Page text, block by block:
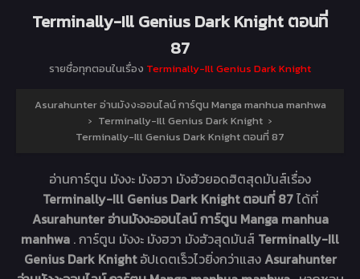
Terminally-Ill Genius Dark Knight ตอนที่
87
รายชื่อทุกตอนในเรื่อง Terminally-Ill Genius Dark Knight
Asurahunter อ่านมังงะออนไลน์ การ์ตูน Manga manhua manhwa
› Terminally-Ill Genius Dark Knight ›
Terminally-Ill Genius Dark Knight ตอนที่ 87
อ่านการ์ตูน มังงะ มังฮวา มังฮัวยอดฮิตสุดมันส์เรื่อง
Terminally-Ill Genius Dark Knight ตอนที่ 87ได้ที่
Asurahunter อ่านมังงะออนไลน์ การ์ตูน Manga manhua
manhwa . การ์ตูน มังงะ มังฮวา มังฮัวสุดมันส์ Terminally-Ill
Genius Dark Knightอัปเดตเร็วไวยิ่งกว่าแสงAsurahunter